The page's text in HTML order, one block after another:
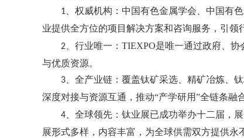
1 权威机构： 中国有色金属学会、 中国有
业提供全方位的项目解决方案和咨询服务， 引领
2
行业唯一： TIEXPO是唯一通过政府 协
与优质资源。
3 、全产业链：覆盖钛矿采选、 精矿冶炼、
深度对接与资源互通， 推动“产学研用”全链条融
4
全球领先： 钛业展已成功举办十二届 ，
展形式多样，内容丰富，为全球供需双方提供永